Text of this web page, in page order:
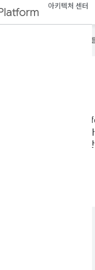
아키텍처 센터
은 AI 기술을 사용하여 콘텐
기
용하면 Google Maps
시각적 세부정보를 통해
입도 높은 대화형 환경을